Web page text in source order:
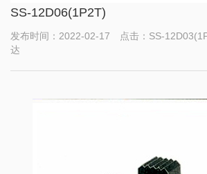
SS-12D06(1P2T)
发布时间：2022-02-17 点击：SS-
达